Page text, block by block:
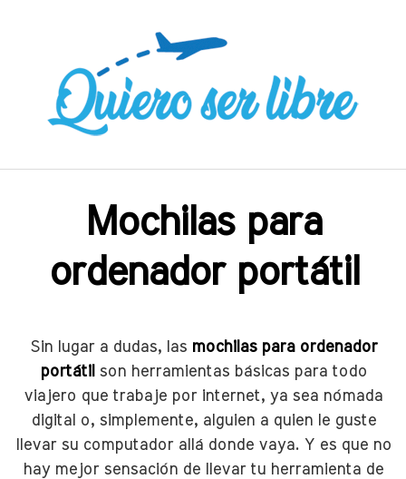
Mochilas para
ordenador portátil
Sin lugar a dudas, las mochilas para ordenador
portátil son herramientas básicas para todo
viajero que trabaje por internet, ya sea nómada
digital o, simplemente, alguien a quien le guste
llevar su computador allá donde vaya. Y es que no
hay mejor sensación de llevar tu herramienta de